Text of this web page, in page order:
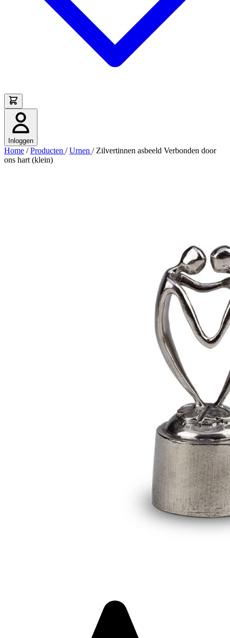
Inloggen
Home / Producten / Urnen / Zilvertinnen asbeeld Verbonden door
ons hart (klein)